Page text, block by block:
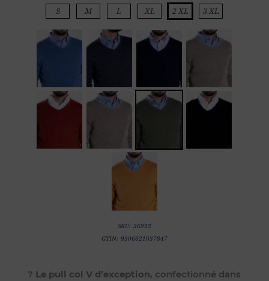
S M L XL 2 XL 3 XL
SKU: 36993
GTIN: 9306621037847
? Le pull col V d’exception, confectionné dans